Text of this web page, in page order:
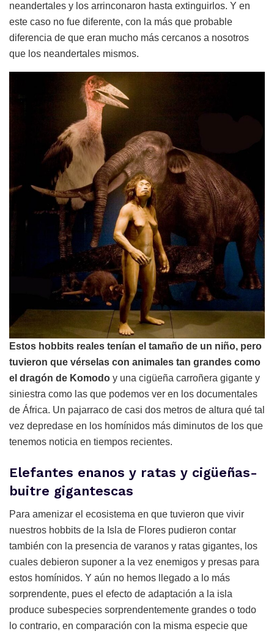
neandertales y los arrinconaron hasta extinguirlos. Y en
este caso no fue diferente, con la más que probable
diferencia de que eran mucho más cercanos a nosotros
que los neandertales mismos.
Estos hobbits reales tenían el tamaño de un niño, pero
tuvieron que vérselas con animales tan grandes como
el dragón de Komodo y una cigüeña carroñera gigante y
siniestra como las que podemos ver en los documentales
de África. Un pajarraco de casi dos metros de altura qué tal
vez depredase en los homínidos más diminutos de los que
tenemos noticia en tiempos recientes.
Elefantes enanos y ratas y cigüeñas-
buitre gigantescas
Para amenizar el ecosistema en que tuvieron que vivir
nuestros hobbits de la Isla de Flores pudieron contar
también con la presencia de varanos y ratas gigantes, los
cuales debieron suponer a la vez enemigos y presas para
estos homínidos. Y aún no hemos llegado a lo más
sorprendente, pues el efecto de adaptación a la isla
produce subespecies sorprendentemente grandes o todo
lo contrario, en comparación con la misma especie que